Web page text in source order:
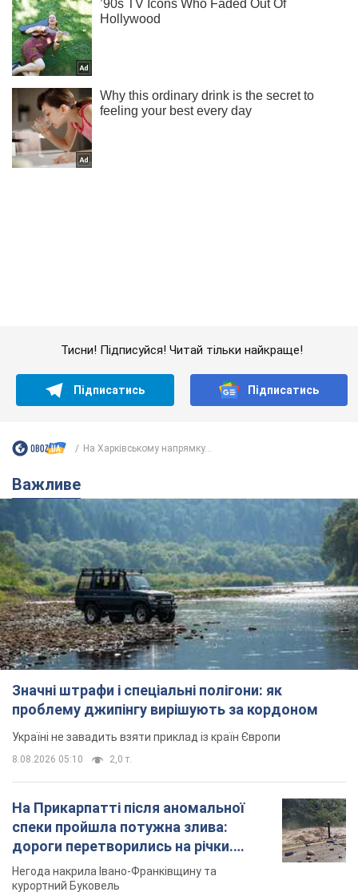
Значні штрафи і спеціальні полігони: як
проблему джипінгу вирішують за кордоном
Україні не завадить взяти приклад із країн Європи
8.08.2026 05:10 2,0 т.
На Прикарпатті після аномальної
спеки пройшла потужна злива:
дороги перетворились на річки.
Відео
Негода накрила Івано-Франківщину та
за газ через покази зіпсованого
лічильника: суддя ухвалив
неочікуване рішення
6 часов назад 30,8 т.